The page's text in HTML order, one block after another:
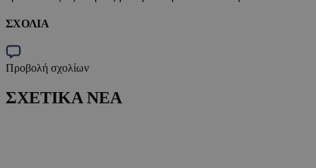
ΣΧΟΛΙΑ
Προβολή σχολίων
ΣΧΕΤΙΚΑ ΝΕΑ